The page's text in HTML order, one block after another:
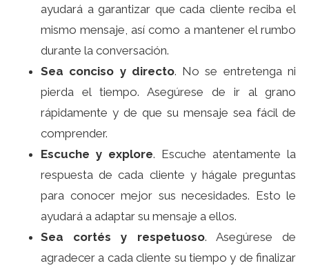
ayudará a garantizar que cada cliente reciba el
mismo mensaje, así como a mantener el rumbo
durante la conversación.
Sea conciso y directo. No se entretenga ni
pierda el tiempo. Asegúrese de ir al grano
rápidamente y de que su mensaje sea fácil de
comprender.
Escuche y explore. Escuche atentamente la
respuesta de cada cliente y hágale preguntas
para conocer mejor sus necesidades. Esto le
ayudará a adaptar su mensaje a ellos.
Sea cortés y respetuoso. Asegúrese de
agradecer a cada cliente su tiempo y de finalizar